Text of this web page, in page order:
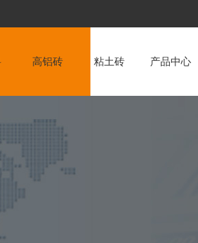
高铝砖 粘土砖 产品中心